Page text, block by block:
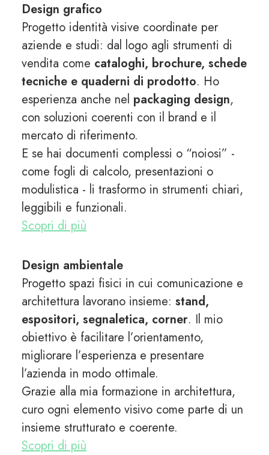
Design grafico
Progetto identità visive coordinate per
aziende e studi: dal logo agli strumenti di
vendita come cataloghi, brochure, schede
tecniche e quaderni di prodotto. Ho
esperienza anche nel packaging design,
con soluzioni coerenti con il brand e il
mercato di riferimento.
E se hai documenti complessi o “noiosi” -
come fogli di calcolo, presentazioni o
modulistica - li trasformo in strumenti chiari,
leggibili e funzionali.
Scopri di più
Design ambientale
Progetto spazi fisici in cui comunicazione e
architettura lavorano insieme: stand,
espositori, segnaletica, corner. Il mio
obiettivo è facilitare l’orientamento,
migliorare l’esperienza e presentare
l’azienda in modo ottimale.
Grazie alla mia formazione in architettura,
curo ogni elemento visivo come parte di un
insieme strutturato e coerente.
Scopri di più